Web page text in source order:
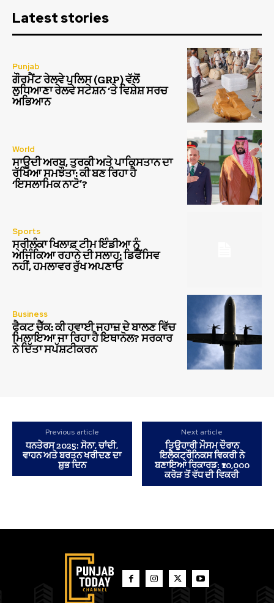
Latest stories
Punjab
ਗੌਰਮੈਂਟ ਰੇਲਵੇ ਪੁਲਿਸ (GRP) ਵੱਲੋਂ
ਲੁਧਿਆਣਾ ਰੇਲਵੇ ਸਟੇਸ਼ਨ ‘ਤੇ ਵਿਸ਼ੇਸ਼ ਸਰਚ
ਅਭਿਆਨ
World
ਸਾਊਦੀ ਅਰਬ, ਤੁਰਕੀ ਅਤੇ ਪਾਕਿਸਤਾਨ ਦਾ
ਰੱਖਿਆ ਸਮਝੌਤਾ: ਕੀ ਬਣ ਰਿਹਾ ਹੈ
‘ਇਸਲਾਮਿਕ ਨਾਟੋ’?
Sports
ਸ੍ਰੀਲੰਕਾ ਖਿਲਾਫ਼ ਟੀਮ ਇੰਡੀਆ ਨੂੰ
ਅਜਿੰਕਿਆ ਰਹਾਨੇ ਦੀ ਸਲਾਹ: ਡਿਫੈਂਸਿਵ
ਨਹੀਂ, ਹਮਲਾਵਰ ਰੁੱਖ ਅਪਣਾਓ
Business
ਫੈਕਟ ਚੈੱਕ: ਕੀ ਹਵਾਈ ਜਹਾਜ਼ ਦੇ ਬਾਲਣ ਵਿੱਚ
ਮਿਲਾਇਆ ਜਾ ਰਿਹਾ ਹੈ ਇਥਾਨੋਲ? ਸਰਕਾਰ
ਨੇ ਦਿੱਤਾ ਸਪੱਸ਼ਟੀਕਰਨ
Previous article
ਧਨਤੇਰਸ 2025: ਸੋਨਾ, ਚਾਂਦੀ,
ਵਾਹਨ ਅਤੇ ਬਰਤਨ ਖਰੀਦਣ ਦਾ
ਸ਼ੁਭ ਦਿਨ
Next article
ਤਿਉਹਾਰੀ ਮੌਸਮ ਦੌਰਾਨ
ਇਲੈਕਟ੍ਰੌਨਿਕਸ ਵਿਕਰੀ ਨੇ
ਬਣਾਇਆ ਰਿਕਾਰਡ: ₹10,000
ਕਰੋੜ ਤੋਂ ਵੱਧ ਦੀ ਵਿਕਰੀ